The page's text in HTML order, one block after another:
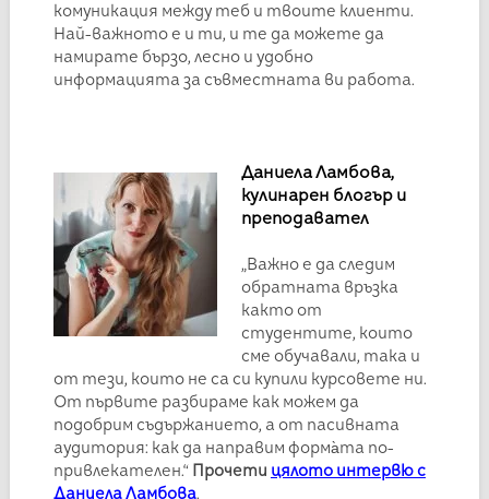
комуникация между теб и твоите клиенти.
Най-важното е и ти, и те да можете да
намирате бързо, лесно и удобно
информацията за съвместната ви работа.
Даниела Ламбова,
кулинарен блогър и
преподавател
„Важно е да следим
обратната връзка
както от
студентите, които
сме обучавали, така и
от тези, които не са си купили курсовете ни.
От първите разбираме как можем да
подобрим съдържанието, а от пасивната
аудитория: как да направим форма̀та по-
привлекателен.“ Прочети цялото интервю с
Даниела Ламбова.